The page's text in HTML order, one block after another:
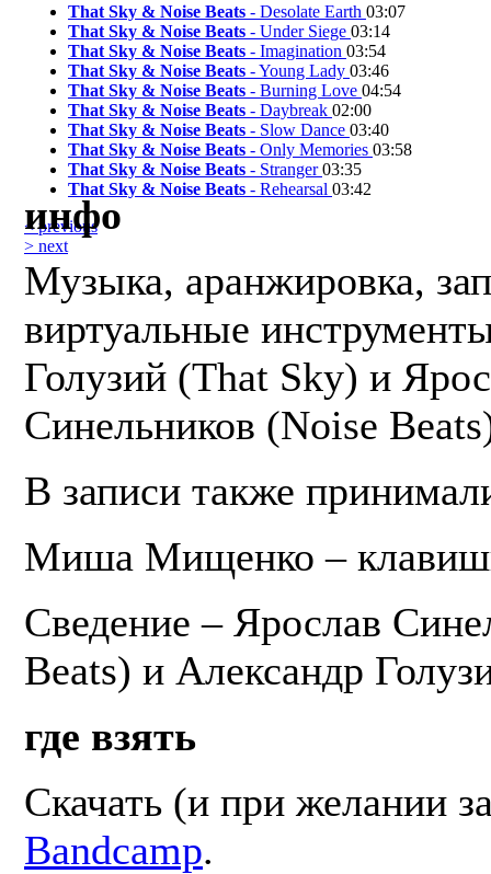
That Sky & Noise Beats - Desolate Earth 03:07
That Sky & Noise Beats - Under Siege 03:14
That Sky & Noise Beats - Imagination 03:54
That Sky & Noise Beats - Young Lady 03:46
That Sky & Noise Beats - Burning Love 04:54
That Sky & Noise Beats - Daybreak 02:00
That Sky & Noise Beats - Slow Dance 03:40
That Sky & Noise Beats - Only Memories 03:58
That Sky & Noise Beats - Stranger03:35
That Sky & Noise Beats - Rehearsal 03:42
< previous
> next
инфо
Музыка, аранжировка,
виртуальные
Голузий (That Sky) и
Синельников (Noise
В записи также
Миша Мищенко –
Сведение – Ярослав
Beats) и Александр
где взять
Скачать (и при желании
Bandcamp.